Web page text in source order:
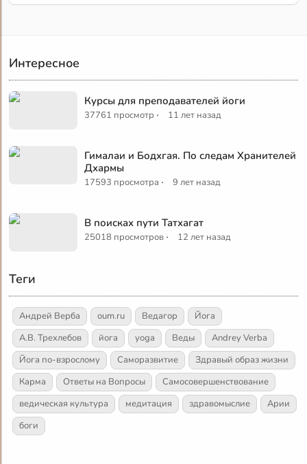
Интересное
Курсы для преподавателей йоги
37761 просмотр · 11 лет назад
Гималаи и Бодхгая. По следам Хранителей
Дхармы
17593 просмотра · 9 лет назад
В поисках пути Татхагат
25018 просмотров · 12 лет назад
Теги
Андрей Верба oum.ru Ведагор
Йога
А.В. Трехлебов
йога yoga Веды
Andrey Verba
Йога по-взрослому
Саморазвитие
Здравый образ жизни
Карма
Ответы на Вопросы
Самосовершенствование
ведическая культура
медитация здравомыслие
Арии
боги